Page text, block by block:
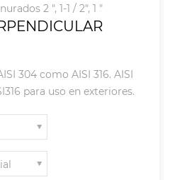
2 ", 1-1 / 2", 1 "
304 como AISI 316. AISI
para uso en exteriores.